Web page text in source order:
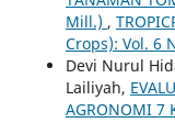
Mill.) ,
Crops): Vol. 6
Devi Nurul
Lailiyah,
AGRONOMI 7